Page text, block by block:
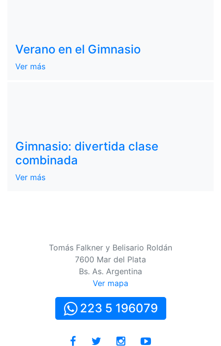
Verano en el Gimnasio
Ver más
Gimnasio: divertida clase
combinada
Ver más
Tomás Falkner y Belisario Roldán
7600 Mar del Plata
Bs. As. Argentina
Ver mapa
223 5 196079